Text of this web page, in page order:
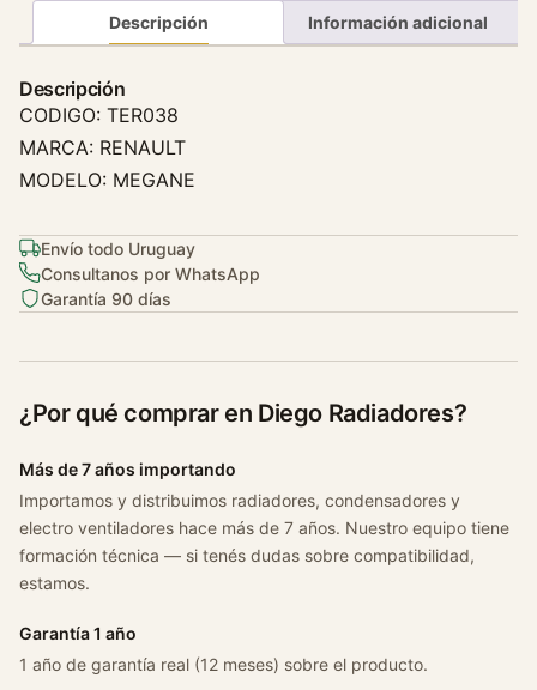
o
t
a
t
o
e
g
a
e
,
c
a
n
t
i
a
d
Descripción Información adicional
Descripción
CODIGO: TER038
MARCA: RENAULT
MODELO: MEGANE
Envío todo Uruguay
Consultanos por WhatsApp
Garantía 90 días
¿Por qué comprar en Diego Radiadores?
Más de 7 años importando
Importamos y distribuimos radiadores, condensadores y
electro ventiladores hace más de 7 años. Nuestro equipo tiene
formación técnica — si tenés dudas sobre compatibilidad,
estamos.
Garantía 1 año
1 año de garantía real (12 meses) sobre el producto.